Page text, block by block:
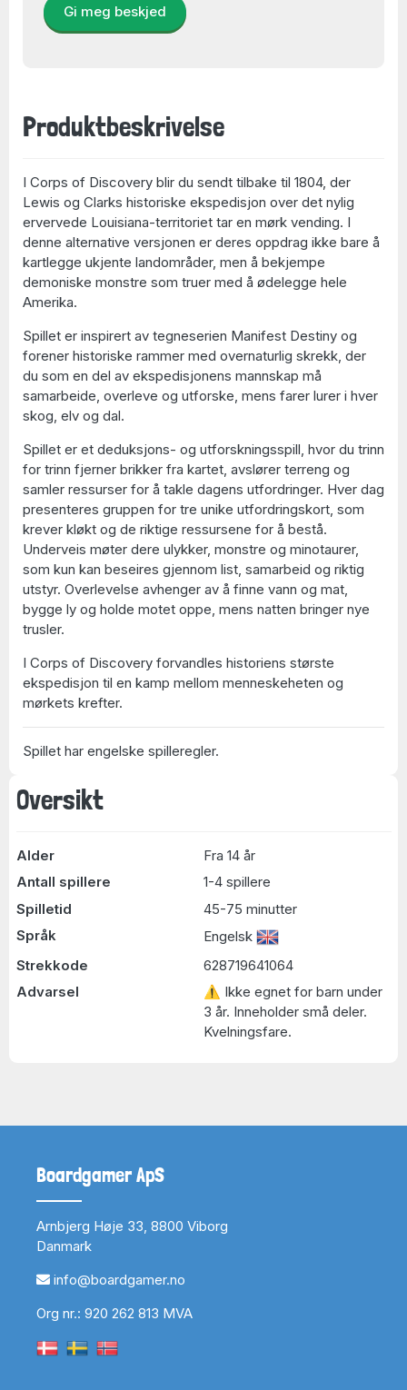
Oversikt
Alder
Fra 14 år
Antall spillere
1-4 spillere
Spilletid
45-75 minutter
Språk
Engelsk
Strekkode
628719641064
Advarsel
⚠ Ikke egnet for barn under
3 år. Inneholder små deler.
Kvelningsfare.
Gi meg beskjed
Produktbeskrivelse
I Corps of Discovery blir du sendt tilbake til 1804, der
Lewis og Clarks historiske ekspedisjon over det nylig
ervervede Louisiana-territoriet tar en mørk vending. I
denne alternative versjonen er deres oppdrag ikke bare å
kartlegge ukjente landområder, men å bekjempe
demoniske monstre som truer med å ødelegge hele
Amerika.
Spillet er inspirert av tegneserien Manifest Destiny og
forener historiske rammer med overnaturlig skrekk, der
du som en del av ekspedisjonens mannskap må
samarbeide, overleve og utforske, mens farer lurer i hver
skog, elv og dal.
Spillet er et deduksjons- og utforskningsspill, hvor du trinn
for trinn fjerner brikker fra kartet, avslører terreng og
samler ressurser for å takle dagens utfordringer. Hver dag
presenteres gruppen for tre unike utfordringskort, som
krever kløkt og de riktige ressursene for å bestå.
Underveis møter dere ulykker, monstre og minotaurer,
som kun kan beseires gjennom list, samarbeid og riktig
utstyr. Overlevelse avhenger av å finne vann og mat,
bygge ly og holde motet oppe, mens natten bringer nye
trusler.
I Corps of Discovery forvandles historiens største
ekspedisjon til en kamp mellom menneskeheten og
mørkets krefter.
Spillet har engelske spilleregler.
Boardgamer ApS
Arnbjerg Høje 33, 8800 Viborg
Danmark
info@boardgamer.no
Org nr.: 920 262 813 MVA